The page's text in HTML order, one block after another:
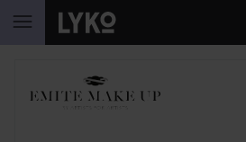
HOPPA TILL INNEHÅLLET